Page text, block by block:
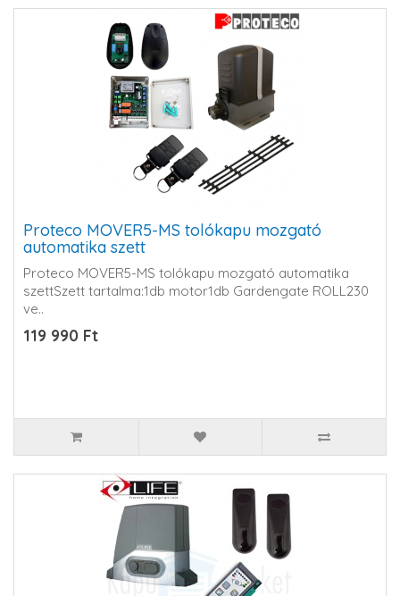
Proteco MOVER5-MS tolókapu mozgató
automatika szett
Proteco MOVER5-MS tolókapu mozgató automatika
szettSzett tartalma:1db motor1db Gardengate ROLL230
ve..
119 990 Ft